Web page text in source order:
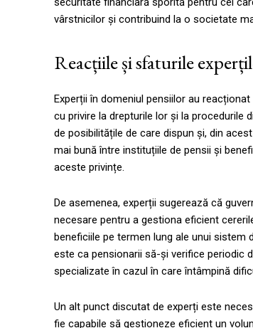
vârstnicilor și contribuind la o societate
Reacțiile și sfaturile
Experții în domeniul pensiilor au
cu privire la drepturile lor și la procedurile
de posibilitățile de care dispun și, din
mai bună între instituțiile de pensii și
aceste privințe.
De asemenea, experții sugerează că
necesare pentru a gestiona eficient
beneficiile pe termen lung ale unui
este ca pensionarii să-și verifice periodic
specializate în cazul în care întâmpină
Un alt punct discutat de experți este
fie capabile să gestioneze eficient un